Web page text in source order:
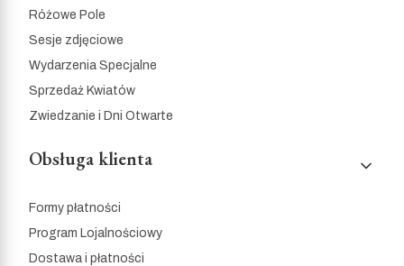
Różowe Pole
Sesje zdjęciowe
Wydarzenia Specjalne
Sprzedaż Kwiatów
Zwiedzanie i Dni Otwarte
Obsługa klienta
Formy płatności
Program Lojalnościowy
Dostawa i płatności